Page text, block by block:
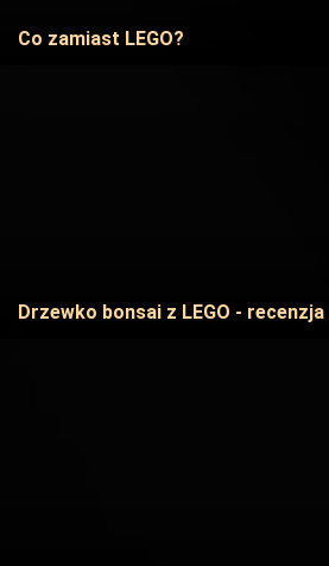
Co zamiast LEGO?
Drzewko bonsai z LEGO - recenzja